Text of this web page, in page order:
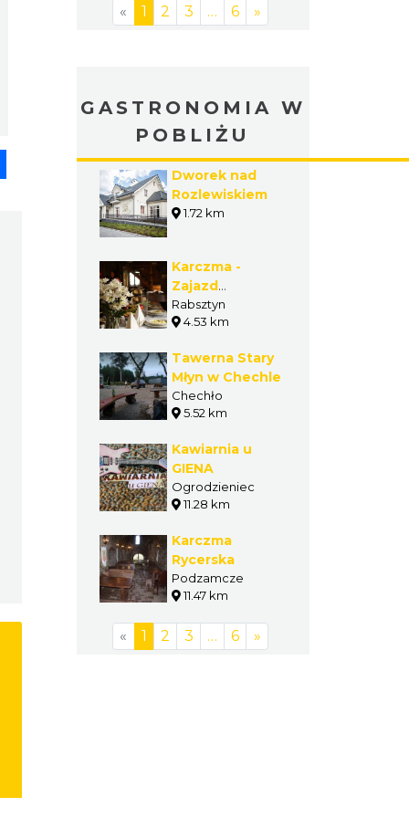
« 1 2 3 … 6 »
GASTRONOMIA W
POBLIŻU
Dworek nad
Rozlewiskiem
1.72 km
Karczma -
Zajazd
Podzamcze
Rabsztyn
4.53 km
Tawerna Stary
Młyn w Chechle
Chechło
5.52 km
Kawiarnia u
GIENA
Ogrodzieniec
11.28 km
Karczma
Rycerska
Podzamcze
11.47 km
« 1 2 3 … 6 »